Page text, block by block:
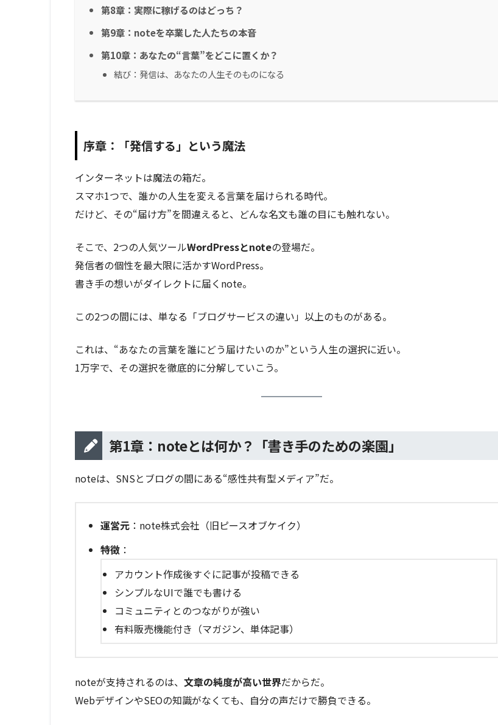
第8章：実際に稼げるのはどっち？
第9章：noteを卒業した人たちの本音
第10章：あなたの“言葉”をどこに置くか？
結び：発信は、あなたの人生そのものになる
序章：「発信する」という魔法
インターネットは魔法の箱だ。
スマホ1つで、誰かの人生を変える言葉を届けられる時代。
だけど、その“届け方”を間違えると、どんな名文も誰の目にも触れない。
そこで、2つの人気ツール――WordPressとnoteの登場だ。
発信者の個性を最大限に活かすWordPress。
書き手の想いがダイレクトに届くnote。
この2つの間には、単なる「ブログサービスの違い」以上のものがある。
これは、“あなたの言葉を誰にどう届けたいのか”という人生の選択に近い。
1万字で、その選択を徹底的に分解していこう。
第1章：noteとは何か？「書き手のための楽園」
noteは、SNSとブログの間にある“感性共有型メディア”だ。
運営元 ：note株式会社（旧ピースオブケイク）
特徴 ：
アカウント作成後すぐに記事が投稿できる
シンプルなUIで誰でも書ける
コミュニティとのつながりが強い
有料販売機能付き（マガジン、単体記事）
noteが支持されるのは、 文章の純度が高い世界だからだ。
WebデザインやSEOの知識がなくても、自分の声だけで勝負できる。